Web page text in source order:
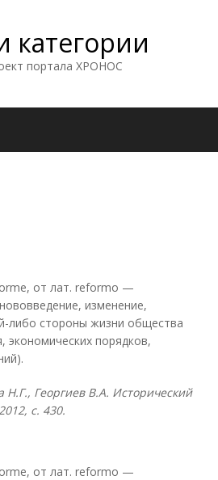
категории
портала ХРОНОС
от лат. reformo —
изменение,
либо стороны жизни общества
экономических порядков,
Н.Г., Георгиев В.А. Исторический
с. 430.
от лат. reformo —